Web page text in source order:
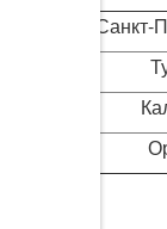
Санкт-